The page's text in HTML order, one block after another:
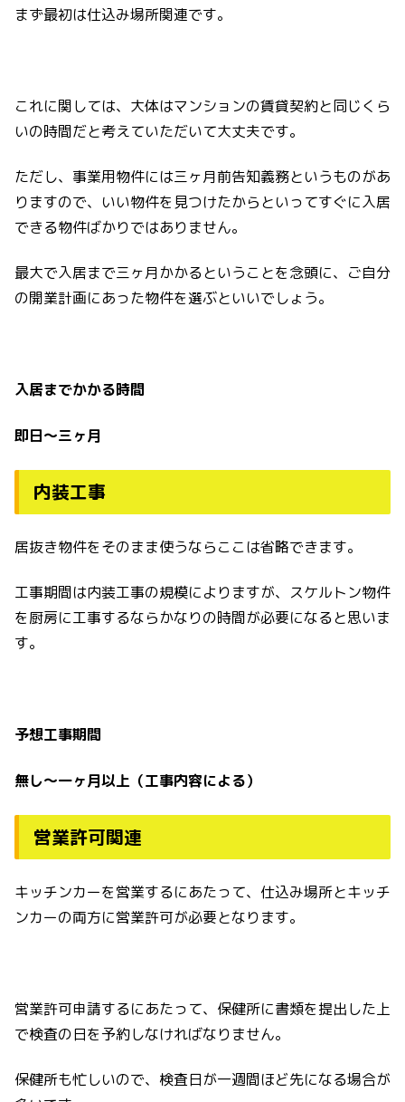
まず最初は仕込み場所関連です。
これに関しては、大体はマンションの賃貸契約と同じくら
いの時間だと考えていただいて大丈夫です。
ただし、事業用物件には三ヶ月前告知義務というものがあ
りますので、いい物件を見つけたからといってすぐに入居
できる物件ばかりではありません。
最大で入居まで三ヶ月かかるということを念頭に、ご自分
の開業計画にあった物件を選ぶといいでしょう。
入居までかかる時間
即日〜三ヶ月
内装工事
居抜き物件をそのまま使うならここは省略できます。
工事期間は内装工事の規模によりますが、スケルトン物件
を厨房に工事するならかなりの時間が必要になると思いま
す。
予想工事期間
無し〜一ヶ月以上（工事内容による）
営業許可関連
キッチンカーを営業するにあたって、仕込み場所とキッチ
ンカーの両方に営業許可が必要となります。
営業許可申請するにあたって、保健所に書類を提出した上
で検査の日を予約しなければなりません。
保健所も忙しいので、検査日が一週間ほど先になる場合が